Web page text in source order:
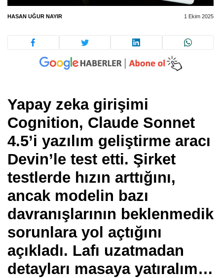
HASAN UĞUR NAYIR 1 Ekim 2025
Yapay zeka girişimi
Cognition, Claude Sonnet
4.5’i yazılım geliştirme aracı
Devin’le test etti. Şirket
testlerde hızın arttığını,
ancak modelin bazı
davranışlarının beklenmedik
sorunlara yol açtığını
açıkladı. Lafı uzatmadan
detayları masaya yatıralım…